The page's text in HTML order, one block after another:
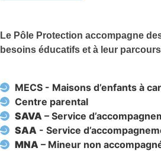
Le Pôle Protection accompagne
besoins éducatifs et à leur
MECS - Maisons d’enfants à
Centre parental
SAVA – Service
SAA - Service
MNA – Mineur non